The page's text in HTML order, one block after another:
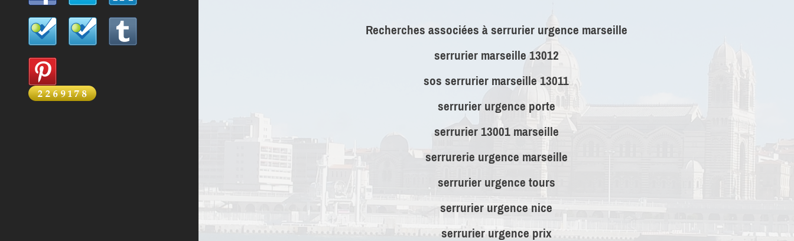
Recherches associées à serrurier urgence marseille
serrurier marseille 13012
sos serrurier marseille 13011
serrurier urgence porte
serrurier 13001 marseille
serrurerie urgence marseille
serrurier urgence tours
serrurier urgence nice
serrurier urgence prix